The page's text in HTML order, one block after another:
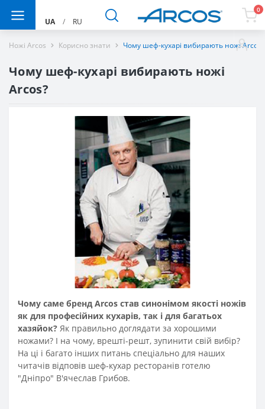
UA / RU
0
Ножі Arcos Корисно знати Чому шеф-кухарі вибирають ножі Arcos?
Чому шеф-кухарі вибирають ножі
Arcos?
Чому саме бренд Arcos став синонімом якості ножів
як для професійних кухарів, так і для багатьох
хазяйок? Як правильно доглядати за хорошими
ножами? І на чому, врешті-решт, зупинити свій вибір?
На ці і багато інших питань спеціально для наших
читачів відповів шеф-кухар ресторанів готелю
"Дніпро" В'ячеслав Грибов.